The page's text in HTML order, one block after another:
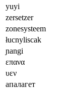
yuyi
zersetzer
zonesysteem
łucnyliscak
ɲangi
επανα
υεν
апалагет